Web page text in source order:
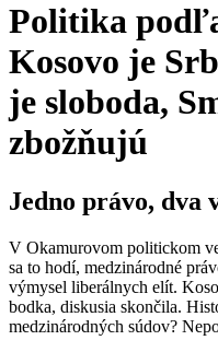
Politika
Kosovo je
je sloboda,
zbožňujú
Jedno právo, dva
V Okamurovom politickom
sa to hodí, medzinárodné
výmysel liberálnych elít.
bodka, diskusia skončila.
medzinárodných súdov?